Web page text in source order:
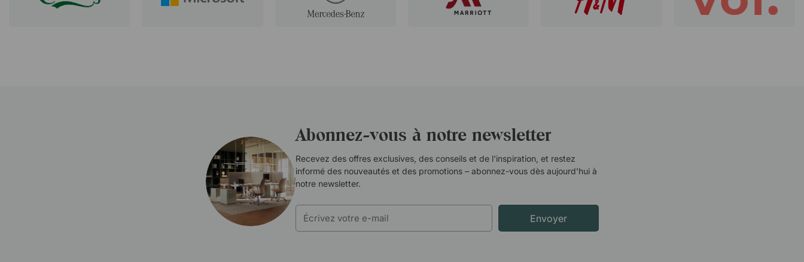
Abonnez-vous à notre newsletter
Recevez des offres exclusives, des conseils et de l'inspiration, et restez
informé des nouveautés et des promotions – abonnez-vous dès aujourd’hui à
notre newsletter.
Envoyer